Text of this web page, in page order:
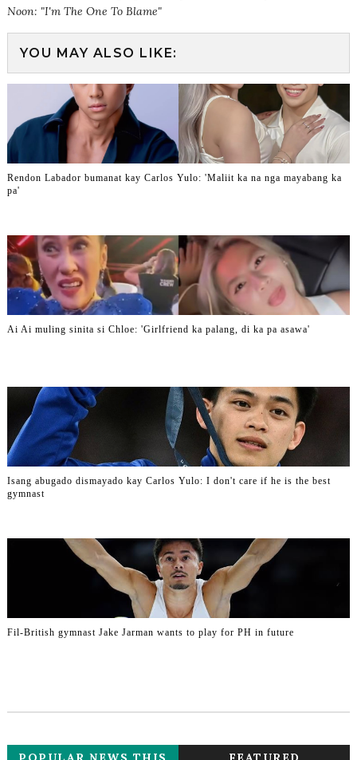
Noon: "I'm The One To Blame"
YOU MAY ALSO LIKE:
Rendon Labador bumanat kay Carlos Yulo: 'Maliit ka na nga mayabang ka
pa'
Ai Ai muling sinita si Chloe: 'Girlfriend ka palang, di ka pa asawa'
Isang abugado dismayado kay Carlos Yulo: I don't care if he is the best
gymnast
Fil-British gymnast Jake Jarman wants to play for PH in future